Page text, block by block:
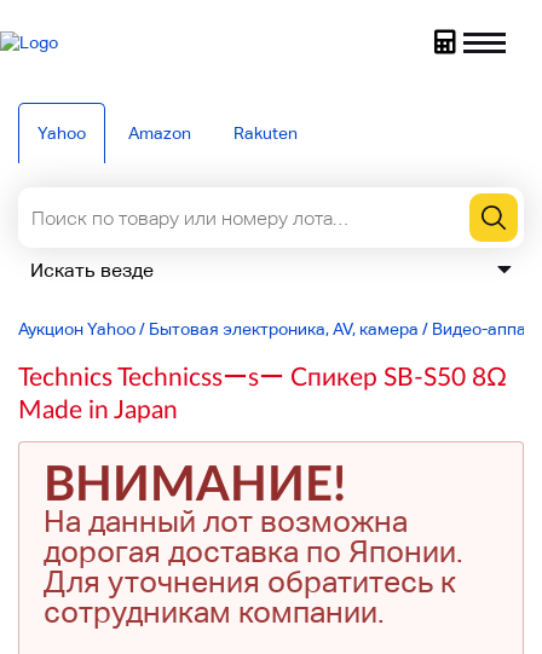
Yahoo Amazon Rakuten
Аукцион Yahoo/ Бытовая электроника, AV, камера / Видео-
Technics Technicssーsー Спикер SB-S50 8Ω
Made in Japan
ВНИМАНИЕ!
На данный лот возможна
дорогая доставка по Японии.
Для уточнения обратитесь к
сотрудникам компании.